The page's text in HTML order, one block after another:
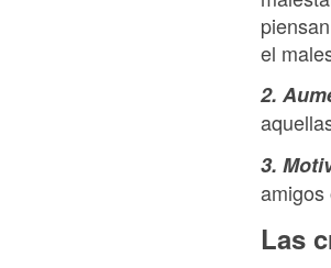
el
2.
3.
amigos
Las